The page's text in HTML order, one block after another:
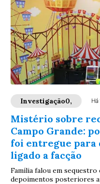
Investigação0, Há
Mistério sobre
Campo Grande:
foi entregue
ligado a facção
Família falou em sequestro
depoimentos posteriores